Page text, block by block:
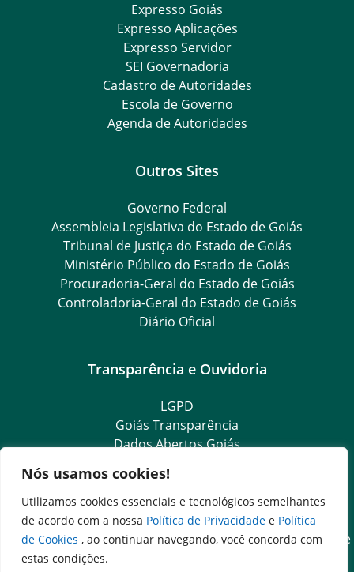
Nós usamos cookies!
Utilizamos cookies essenciais e tecnológicos semelhantes
de acordo com a nossa Política de Privacidade e Política
de Cookies , ao continuar navegando, você concorda com
estas condições.
Expresso Goiás
Expresso Aplicações
Expresso Servidor
SEI Governadoria
Cadastro de Autoridades
Escola de Governo
Agenda de Autoridades
Outros Sites
Governo Federal
Assembleia Legislativa do Estado de Goiás
Tribunal de Justiça do Estado de Goiás
Ministério Público do Estado de Goiás
Procuradoria-Geral do Estado de Goiás
Controladoria-Geral do Estado de Goiás
Diário Oficial
Transparência e Ouvidoria
LGPD
Goiás Transparência
Dados Abertos Goiás
Ouvidoria Geral
SIC – Serviço de Informação ao Cidadão
e-SIC – Serviço Eletrônico de Informação ao Cidadão
Acesso às Informações das Organizações Sociais de Saúde